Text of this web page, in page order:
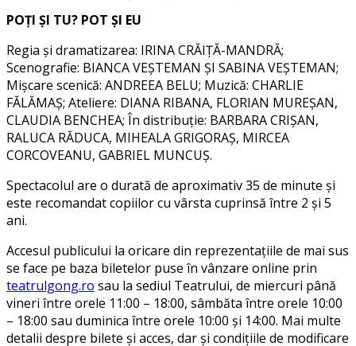
POȚI ȘI TU? POT ȘI EU
Regia și dramatizarea: IRINA CRĂIȚĂ-MANDRĂ;
Scenografie: BIANCA VEȘTEMAN ȘI SABINA VEȘTEMAN;
Mișcare scenică: ANDREEA BELU; Muzică: CHARLIE
FĂLĂMAȘ; Ateliere: DIANA RIBANA, FLORIAN MUREȘAN,
CLAUDIA BENCHEA; În distribuție: BARBARA CRIȘAN,
RALUCA RĂDUCA, MIHEALA GRIGORAȘ, MIRCEA
CORCOVEANU, GABRIEL MUNCUȘ.
Spectacolul are o durată de aproximativ 35 de minute și
este recomandat copiilor cu vârsta cuprinsă între 2 și 5
ani.
Accesul publicului la oricare din reprezentațiile de mai sus
se face pe baza biletelor puse în vânzare online prin
teatrulgong.ro sau la sediul Teatrului, de miercuri până
vineri între orele 11:00 – 18:00, sâmbăta între orele 10:00
– 18:00 sau duminica între orele 10:00 și 14:00. Mai multe
detalii despre bilete și acces, dar și condițiile de modificare